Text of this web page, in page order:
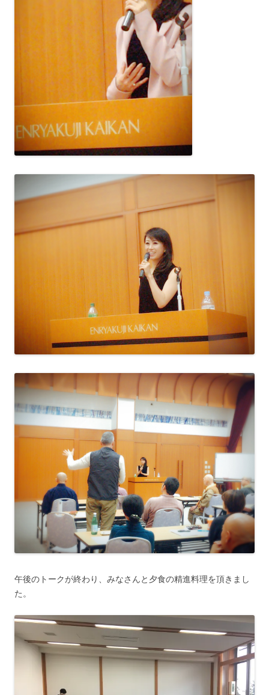
午後のトークが終わり、みなさんと夕食の精進料理を頂きまし
た。